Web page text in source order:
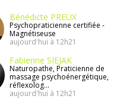
Bénédicte PREUX
Psychopraticienne certifiée -
Magnétiseuse
aujourd'hui à 12h21
Fabienne SIEJAK
Naturopathe, Praticienne de
massage psychoénergétique,
réflexolog...
aujourd'hui à 12h21